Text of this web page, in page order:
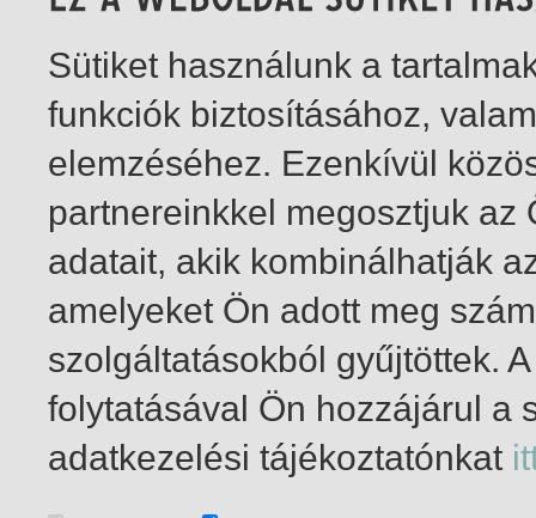
21-35/ total 35 hit
Sütiket használunk a
funkciók biztosításához,
elemzéséhez. Ezenkívül
partnereinkkel megosztjuk
adatait, akik kombinálhatják
amelyeket Ön adott meg
szolgáltatásokból gyűjtöttek.
folytatásával Ön hozzájárul a
adatkezelési tájékoztatónkat